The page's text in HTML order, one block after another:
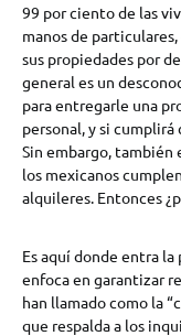
99 por ciento de las
manos de
sus propiedades por
general es un
para entregarle una
personal, y si
Sin embargo, también
los mexicanos
alquileres. Entonces
Es aquí donde entra
enfoca en garantizar
han llamado como la
que respalda a los